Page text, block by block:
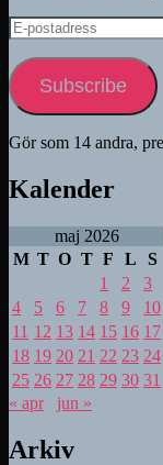
E-
postadress
Subscribe
Gör som 14 andra,
Kalender
maj 2026
M T O T F L
S
1
2
3
4
5 6 7 8 9
10
11 12 13 14 15 16 17
18 19 20 21 22 23 24
25 26 27 28 29 30 31
« apr
jun »
Arkiv